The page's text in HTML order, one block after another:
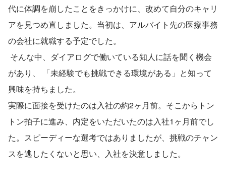
代に体調を崩したことをきっかけに、改めて自分のキャリ
アを見つめ直しました。当初は、アルバイト先の医療事務
の会社に就職する予定でした。
そんな中、ダイアログで働いている知人に話を聞く機会
があり、 「未経験でも挑戦できる環境がある」と知って
興味を持ちました。
実際に面接を受けたのは入社の約2ヶ月前。そこからトン
トン拍子に進み、内定をいただいたのは入社1ヶ月前でし
た。スピーディーな選考ではありましたが、挑戦のチャン
スを逃したくないと思い、入社を決意しました。